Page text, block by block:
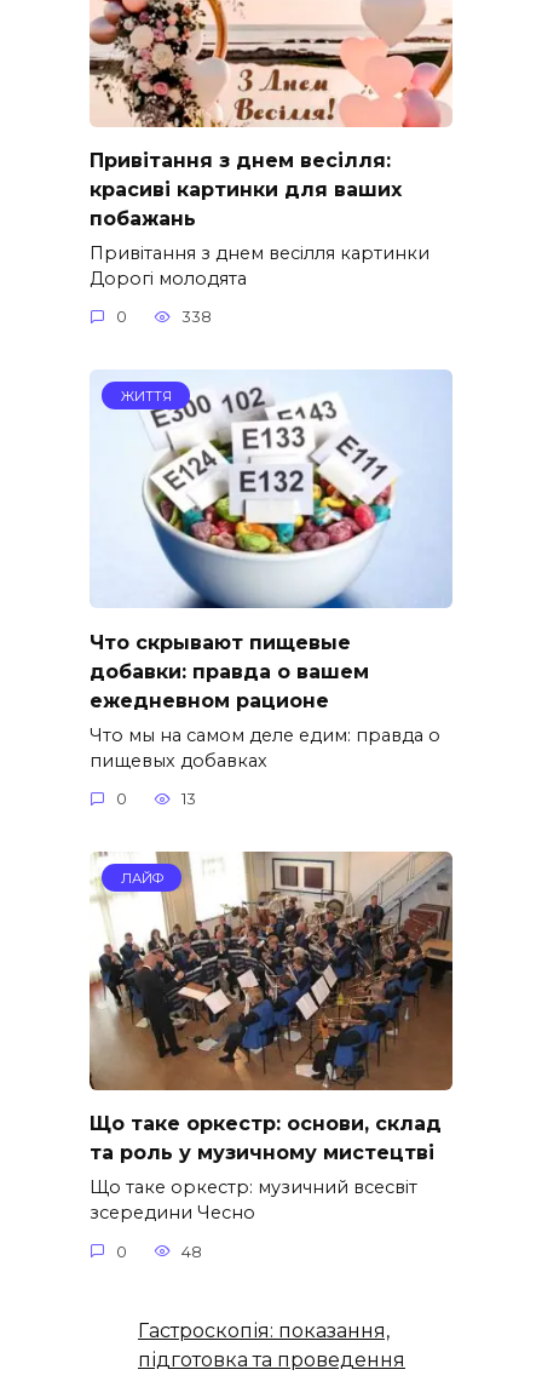
Привітання з днем весілля:
красиві картинки для ваших
побажань
Привітання з днем весілля картинки
Дорогі молодята
0 338
ЖИТТЯ
Что скрывают пищевые
добавки: правда о вашем
ежедневном рационе
Что мы на самом деле едим: правда о
пищевых добавках
0 13
ЛАЙФ
Що таке оркестр: основи, склад
та роль у музичному мистецтві
Що таке оркестр: музичний всесвіт
зсередини Чесно
0 48
Гастроскопія: показання,
підготовка та проведення